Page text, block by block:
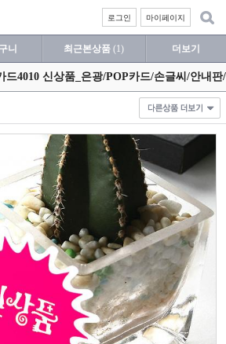
마이페이지
로그인
니 최근본상품 (1) 더보기
드4010 신상품_은광/POP카드/손글씨/안내